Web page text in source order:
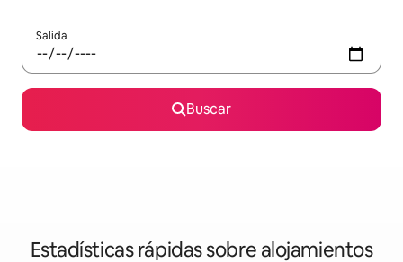
Salida
Buscar
Estadísticas rápidas sobre alojamientos